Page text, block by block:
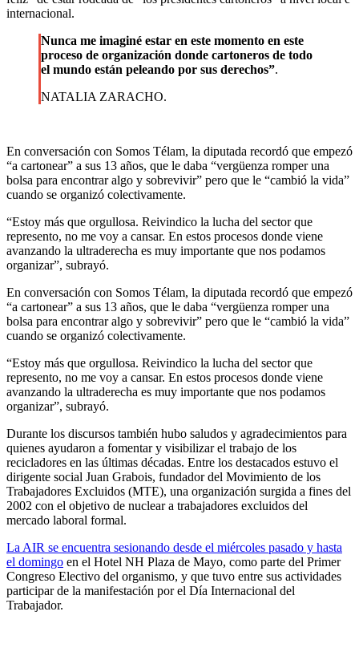
internacional.
Nunca me imaginé estar en este momento en este
proceso de organización donde cartoneros de todo
el mundo están peleando por sus derechos”.
NATALIA ZARACHO.
En conversación con Somos Télam, la diputada recordó que empezó
“a cartonear” a sus 13 años, que le daba “vergüenza romper una
bolsa para encontrar algo y sobrevivir” pero que le “cambió la vida”
cuando se organizó colectivamente.
“Estoy más que orgullosa. Reivindico la lucha del sector que
represento, no me voy a cansar. En estos procesos donde viene
avanzando la ultraderecha es muy importante que nos podamos
organizar”, subrayó.
En conversación con Somos Télam, la diputada recordó que empezó
“a cartonear” a sus 13 años, que le daba “vergüenza romper una
bolsa para encontrar algo y sobrevivir” pero que le “cambió la vida”
cuando se organizó colectivamente.
“Estoy más que orgullosa. Reivindico la lucha del sector que
represento, no me voy a cansar. En estos procesos donde viene
avanzando la ultraderecha es muy importante que nos podamos
organizar”, subrayó.
Durante los discursos también hubo saludos y agradecimientos para
quienes ayudaron a fomentar y visibilizar el trabajo de los
recicladores en las últimas décadas. Entre los destacados estuvo el
dirigente social Juan Grabois, fundador del Movimiento de los
Trabajadores Excluidos (MTE), una organización surgida a fines del
2002 con el objetivo de nuclear a trabajadores excluidos del
mercado laboral formal.
La AIR se encuentra sesionando desde el miércoles pasado y hasta
el domingo en el Hotel NH Plaza de Mayo, como parte del Primer
Congreso Electivo del organismo, y que tuvo entre sus actividades
participar de la manifestación por el Día Internacional del
Trabajador.